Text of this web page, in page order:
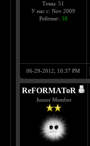
Темы: 51
У нас с: Nov 2009
Рейтинг: 38
06-29-2012, 10:37 PM
ReFORMAToR
Junior Member